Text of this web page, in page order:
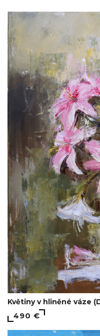
Květiny v hliněné váze
490 €